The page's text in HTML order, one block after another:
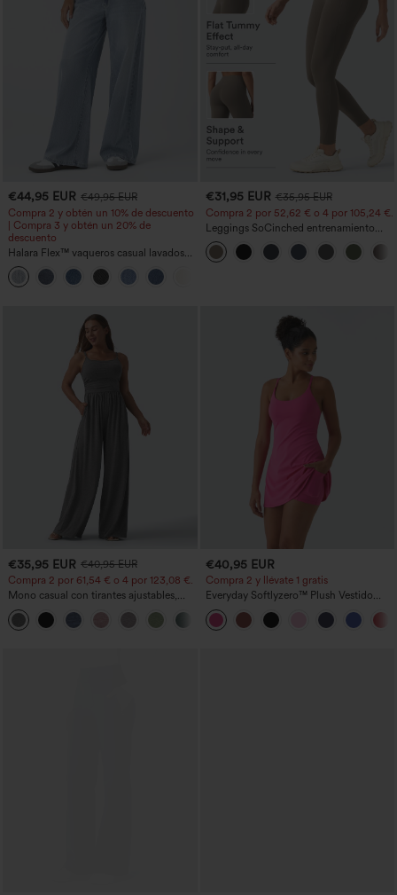
€44,95 EUR €49,95 EUR
Compra 2 y obtén un 10% de descuento
| Compra 3 y obtén un 20% de
descuento
Halara Flex™ vaqueros casual lavados
asimétricos de tiro bajo con bolsillos
con cremallera, corte baggy y pierna
ancha
€31,95 EUR €35,95 EUR
Compra 2 por 52,62 € o 4 por 105,24 €.
Leggings SoCinched entrenamiento
moldeador abdomen bolsillo lateral tiro
alto
€35,95 EUR €40,95 EUR
Compra 2 por 61,54 € o 4 por 123,08 €.
Mono casual con tirantes ajustables,
fruncidos, pierna ancha, tejido jaspeado
y bolsillos - Easy Peezy
+10
€40,95 EUR
Compra 2 y llévate 1 gratis
Everyday Softlyzero™ Plush Vestido
deportivo sin espalda 2 en 1
acampanado -Wannabe -Easy Peezy